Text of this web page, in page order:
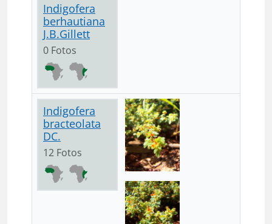
Indigofera
berhautiana
J.B.Gillett
0 Fotos
Indigofera
bracteolata
DC.
12 Fotos